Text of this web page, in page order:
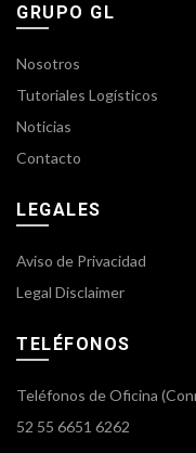
GRUPO GL
Nosotros
Tutoriales Logísticos
Noticias
Contacto
LEGALES
Aviso de Privacidad
Legal Disclaimer
TELÉFONOS
Teléfonos de Oficina
52 55 6651 6262